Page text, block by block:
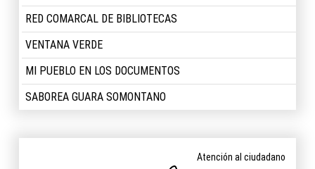
RED COMARCAL DE BIBLIOTECAS
VENTANA VERDE
MI PUEBLO EN LOS DOCUMENTOS
SABOREA GUARA SOMONTANO
Atención al ciudadano